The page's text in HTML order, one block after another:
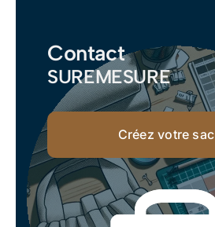
Contact
SUREMESURE
Créez votre sac